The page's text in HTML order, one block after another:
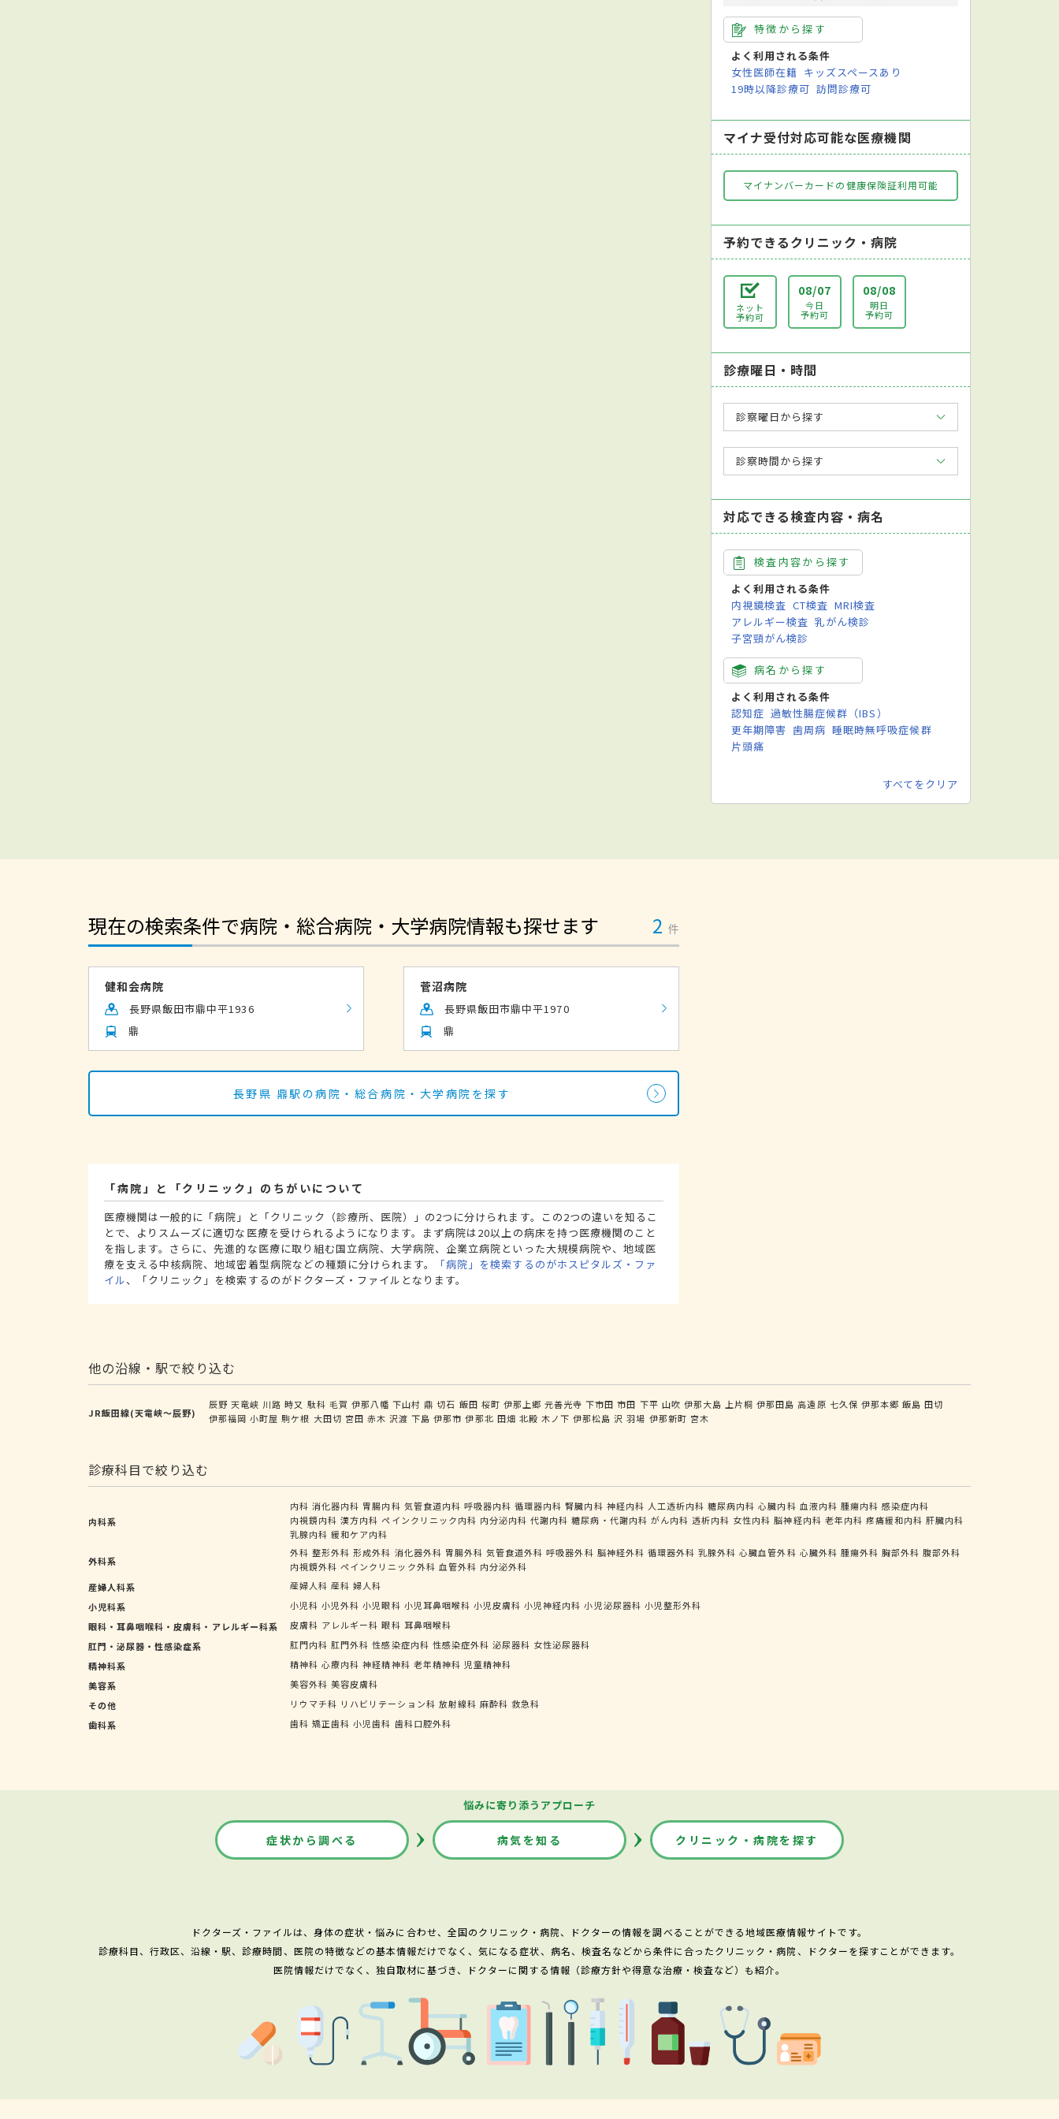
特徴から探す
よく利用される条件
女性医師在籍 キッズスペースあり
19時以降診療可 訪問診療可
マイナ受付対応可能な医療機関
マイナンバーカードの健康保険証利用可能
予約できるクリニック・病院
ネット
予約可
08/07
今日
予約可
08/08
明日
予約可
診療曜日・時間
診察曜日から探す
診察時間から探す
対応できる検査内容・病名
検査内容から探す
よく利用される条件
内視鏡検査 CT検査 MRI検査
アレルギー検査 乳がん検診
子宮頸がん検診
病名から探す
よく利用される条件
認知症 過敏性腸症候群（IBS）
更年期障害 歯周病 睡眠時無呼吸症候群
片頭痛
すべてをクリア
現在の検索条件で病院・総合病院・大学病院情報も探せます 2 件
健和会病院
長野県飯田市鼎中平1936
鼎
菅沼病院
長野県飯田市鼎中平1970
鼎
長野県 鼎駅の病院・総合病院・大学病院を探す
「病院」と「クリニック」のちがいについて
医療機関は一般的に「病院」と「クリニック（診療所、医院）」の2つに分けられます。この2つの違いを知るこ
とで、よりスムーズに適切な医療を受けられるようになります。まず病院は20以上の病床を持つ医療機関のこと
を指します。さらに、先進的な医療に取り組む国立病院、大学病院、企業立病院といった大規模病院や、地域医
療を支える中核病院、地域密着型病院などの種類に分けられます。
「病院」を検索するのがホスピタルズ・ファ
イル、「クリニック」を検索するのがドクターズ・ファイルとなります。
他の沿線・駅で絞り込む
JR飯田線(天竜峡～辰野)
辰野 天竜峡 川路 時又 駄科 毛賀 伊那八幡 下山村 鼎 切石 飯田 桜町 伊那上郷 元善光寺 下市田 市田 下平 山吹 伊那大島 上片桐 伊那田島 高遠原 七久保 伊那本郷 飯島 田切
伊那福岡 小町屋 駒ケ根 大田切 宮田 赤木 沢渡 下島 伊那市 伊那北 田畑 北殿 木ノ下 伊那松島 沢 羽場 伊那新町 宮木
診療科目で絞り込む
内科系
内科 消化器内科 胃腸内科 気管食道内科 呼吸器内科 循環器内科 腎臓内科 神経内科 人工透析内科 糖尿病内科 心臓内科 血液内科 腫瘍内科 感染症内科
内視鏡内科 漢方内科 ペインクリニック内科 内分泌内科 代謝内科 糖尿病・代謝内科 がん内科 透析内科 女性内科 脳神経内科 老年内科 疼痛緩和内科 肝臓内科
乳腺内科 緩和ケア内科
外科系
外科 整形外科 形成外科 消化器外科 胃腸外科 気管食道外科 呼吸器外科 脳神経外科 循環器外科 乳腺外科 心臓血管外科 心臓外科 腫瘍外科 胸部外科 腹部外科
内視鏡外科 ペインクリニック外科 血管外科 内分泌外科
産婦人科系
産婦人科 産科 婦人科
小児科系
小児科 小児外科 小児眼科 小児耳鼻咽喉科 小児皮膚科 小児神経内科 小児泌尿器科 小児整形外科
眼科・耳鼻咽喉科・皮膚科・アレルギー科系
皮膚科 アレルギー科 眼科 耳鼻咽喉科
肛門・泌尿器・性感染症系
肛門内科 肛門外科 性感染症内科 性感染症外科 泌尿器科 女性泌尿器科
精神科系
精神科 心療内科 神経精神科 老年精神科 児童精神科
美容系
美容外科 美容皮膚科
その他
リウマチ科 リハビリテーション科 放射線科 麻酔科 救急科
歯科系
歯科 矯正歯科 小児歯科 歯科口腔外科
悩みに寄り添うアプローチ
症状から調べる 病気を知る クリニック・病院を探す
ドクターズ・ファイルは、身体の症状・悩みに合わせ、全国のクリニック・病院、ドクターの情報を調べることができる地域医療情報サイトです。
診療科目、行政区、沿線・駅、診療時間、医院の特徴などの基本情報だけでなく、気になる症状、病名、検査名などから条件に合ったクリニック・病院、ドクターを探すことができます。
医院情報だけでなく、独自取材に基づき、ドクターに関する情報（診療方針や得意な治療・検査など）も紹介。